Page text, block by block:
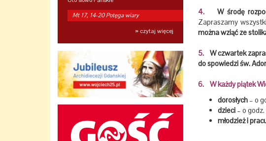
Mt 17, 14-20 Potęga wiary
» czytaj więcej
4. W środę
Zapraszamy
można wziąć ze
5. W czwartek
do spowiedzi św.
6.
W każdy piątek
dorosłych – o
dzieci – o godz.
młodzież i